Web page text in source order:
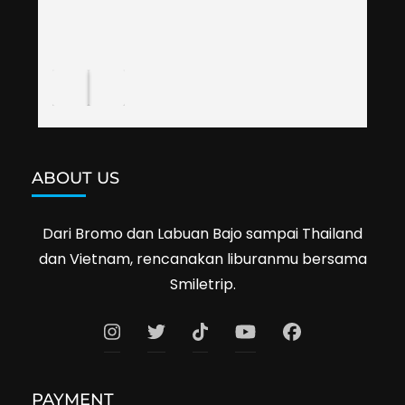
Thank you, Smiletrip!
ABOUT US
Dari Bromo dan Labuan Bajo sampai Thailand
dan Vietnam, rencanakan liburanmu bersama
Smiletrip.
PAYMENT